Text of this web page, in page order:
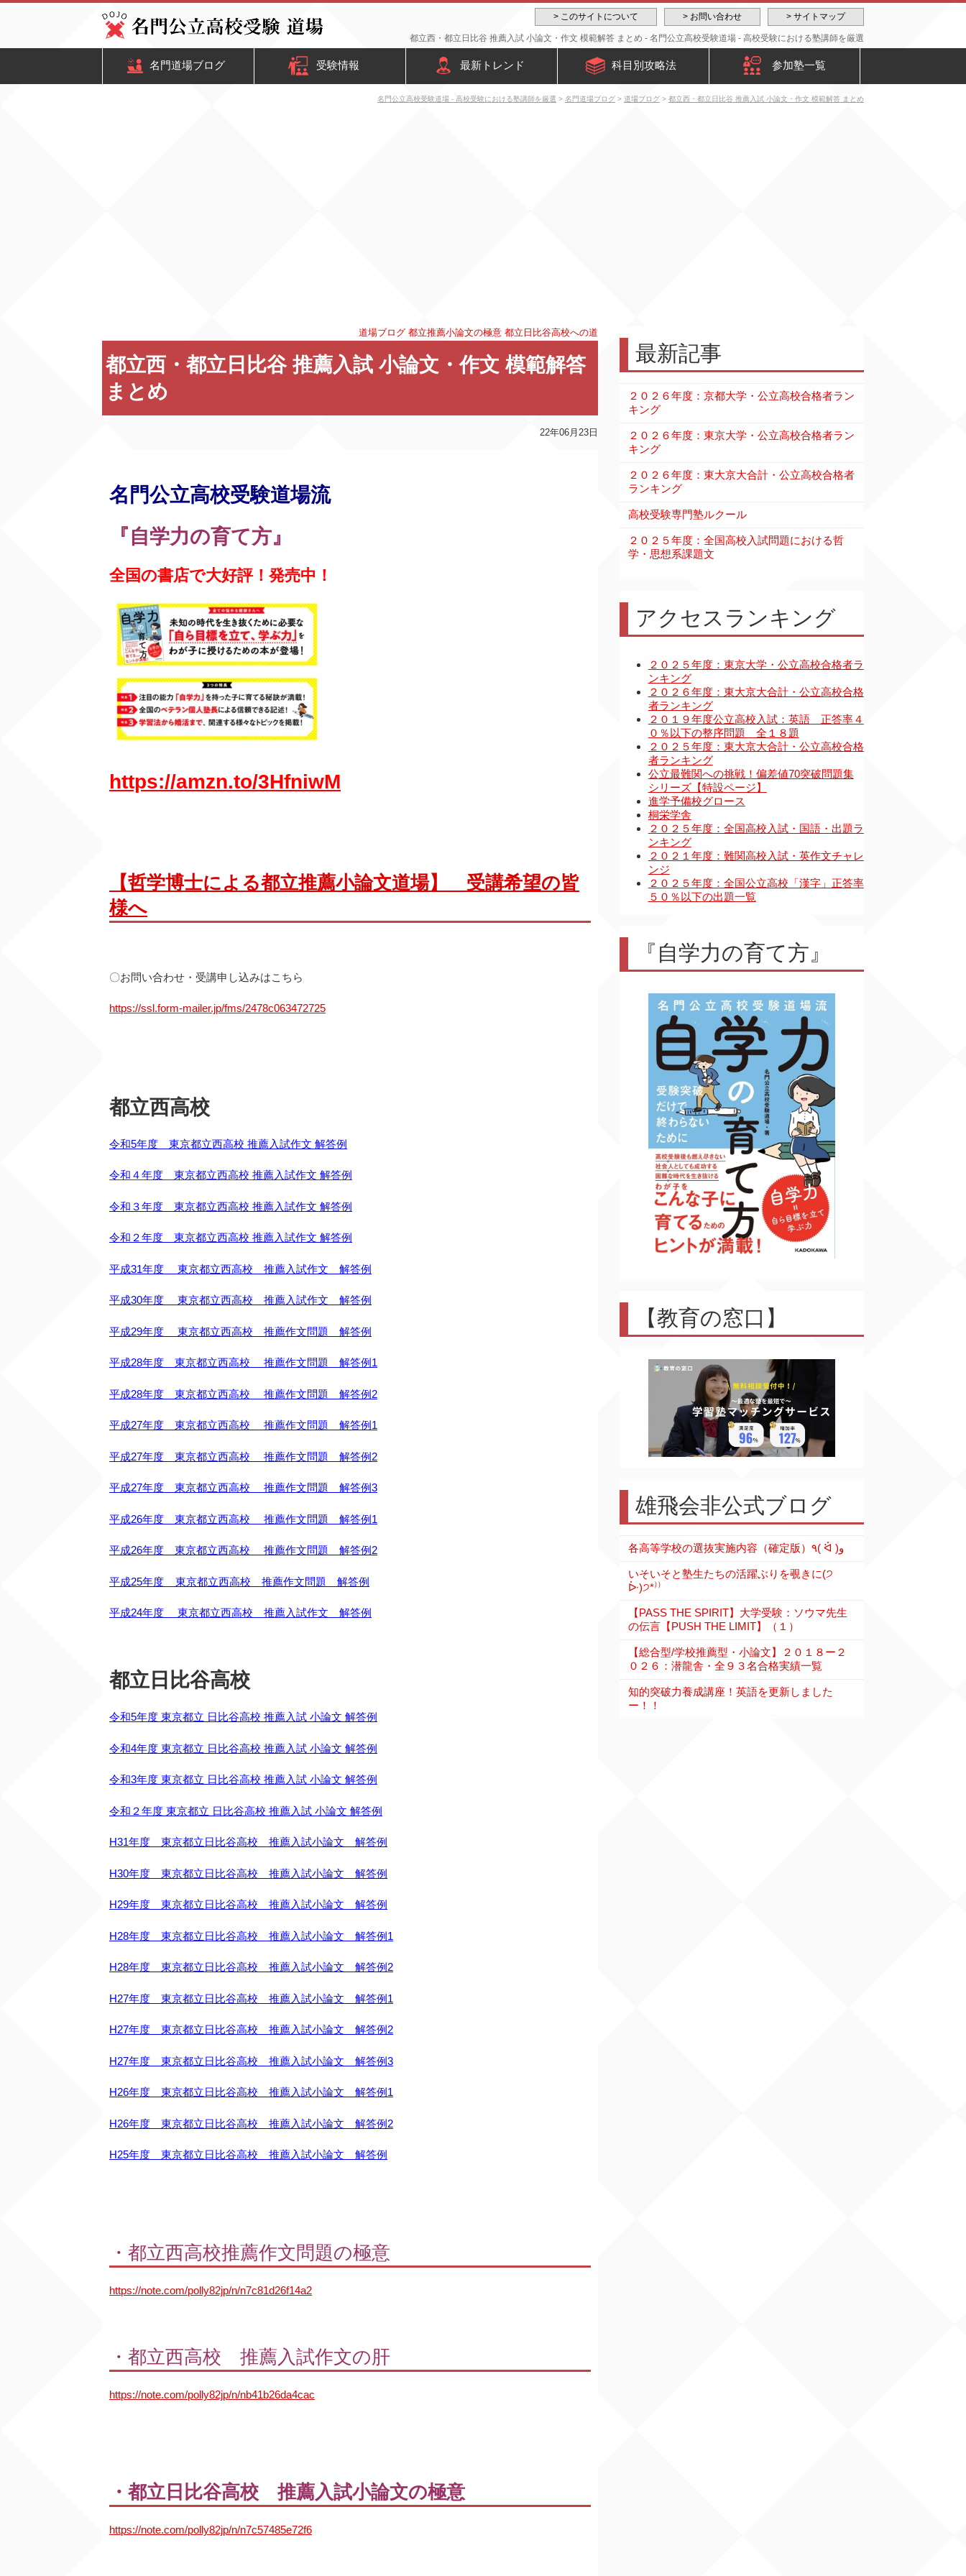
> サイトマップ
> お問い合わせ
> このサイトについて
都立西・都立日比谷 推薦入試 小論文・作文 模範解答 まとめ - 名門公立高校受験道場 - 高校受験における塾講師を厳選
名門道場ブログ 受験情報 最新トレンド 科目別攻略法 参加塾一覧
名門公立高校受験道場 - 高校受験における塾講師を厳選 > 名門道場ブログ > 道場ブログ > 都立西・都立日比谷 推薦入試 小論文・作文 模範解答 まとめ
道場ブログ 都立推薦小論文の極意 都立日比谷高校への道
都立西・都立日比谷 推薦入試 小論文・作文 模範解答
まとめ
22年06月23日
名門公立高校受験道場流
『自学力の育て方』
全国の書店で大好評！発売中！
https://amzn.to/3HfniwM
【哲学博士による都立推薦小論文道場】 受講希望の皆
様へ
〇お問い合わせ・受講申し込みはこちら
https://ssl.form-mailer.jp/fms/2478c063472725
都立西高校
令和5年度 東京都立西高校 推薦入試作文 解答例
令和４年度 東京都立西高校 推薦入試作文 解答例
令和３年度 東京都立西高校 推薦入試作文 解答例
令和２年度 東京都立西高校 推薦入試作文 解答例
平成31年度 東京都立西高校 推薦入試作文 解答例
平成30年度 東京都立西高校 推薦入試作文 解答例
平成29年度 東京都立西高校 推薦作文問題 解答例
平成28年度 東京都立西高校 推薦作文問題 解答例1
平成28年度 東京都立西高校 推薦作文問題 解答例2
平成27年度 東京都立西高校 推薦作文問題 解答例1
平成27年度 東京都立西高校 推薦作文問題 解答例2
平成27年度 東京都立西高校 推薦作文問題 解答例3
平成26年度 東京都立西高校 推薦作文問題 解答例1
平成26年度 東京都立西高校 推薦作文問題 解答例2
平成25年度 東京都立西高校 推薦作文問題 解答例
平成24年度 東京都立西高校 推薦入試作文 解答例
都立日比谷高校
令和5年度 東京都立 日比谷高校 推薦入試 小論文 解答例
令和4年度 東京都立 日比谷高校 推薦入試 小論文 解答例
令和3年度 東京都立 日比谷高校 推薦入試 小論文 解答例
令和２年度 東京都立 日比谷高校 推薦入試 小論文 解答例
H31年度 東京都立日比谷高校 推薦入試小論文 解答例
H30年度 東京都立日比谷高校 推薦入試小論文 解答例
H29年度 東京都立日比谷高校 推薦入試小論文 解答例
H28年度 東京都立日比谷高校 推薦入試小論文 解答例1
H28年度 東京都立日比谷高校 推薦入試小論文 解答例2
H27年度 東京都立日比谷高校 推薦入試小論文 解答例1
H27年度 東京都立日比谷高校 推薦入試小論文 解答例2
H27年度 東京都立日比谷高校 推薦入試小論文 解答例3
H26年度 東京都立日比谷高校 推薦入試小論文 解答例1
H26年度 東京都立日比谷高校 推薦入試小論文 解答例2
H25年度 東京都立日比谷高校 推薦入試小論文 解答例
・都立西高校推薦作文問題の極意
https://note.com/polly82jp/n/n7c81d26f14a2
・都立西高校 推薦入試作文の肝
https://note.com/polly82jp/n/nb41b26da4cac
・都立日比谷高校 推薦入試小論文の極意
https://note.com/polly82jp/n/n7c57485e72f6
最新記事
２０２６年度：京都大学・公立高校合格者ラン
キング
２０２６年度：東京大学・公立高校合格者ラン
キング
２０２６年度：東大京大合計・公立高校合格者
ランキング
高校受験専門塾ルクール
２０２５年度：全国高校入試問題における哲
学・思想系課題文
アクセスランキング
『自学力の育て方』
【教育の窓口】
雄飛会非公式ブログ
各高等学校の選抜実施内容（確定版）٩( ᐛ )و
いそいそと塾生たちの活躍ぶりを覗きに(੭
ᐕ)੭*⁾⁾
【PASS THE SPIRIT】大学受験：ソウマ先生
の伝言【PUSH THE LIMIT】（１）
【総合型/学校推薦型・小論文】２０１８ー２
０２６：潜龍舎・全９３名合格実績一覧
知的突破力養成講座！英語を更新しました
ー！！